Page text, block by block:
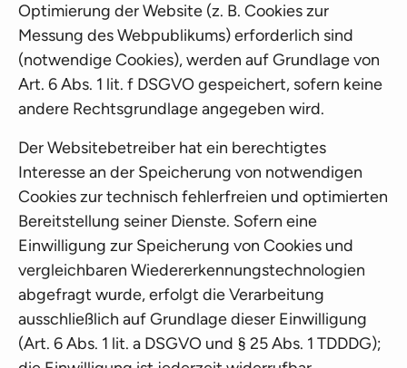
Optimierung der Website (z. B. Cookies zur
Messung des Webpublikums) erforderlich sind
(notwendige Cookies), werden auf Grundlage von
Art. 6 Abs. 1 lit. f DSGVO gespeichert, sofern keine
andere Rechtsgrundlage angegeben wird.
Der Websitebetreiber hat ein berechtigtes
Interesse an der Speicherung von notwendigen
Cookies zur technisch fehlerfreien und optimierten
Bereitstellung seiner Dienste. Sofern eine
Einwilligung zur Speicherung von Cookies und
vergleichbaren Wiedererkennungstechnologien
abgefragt wurde, erfolgt die Verarbeitung
ausschließlich auf Grundlage dieser Einwilligung
(Art. 6 Abs. 1 lit. a DSGVO und § 25 Abs. 1 TDDDG);